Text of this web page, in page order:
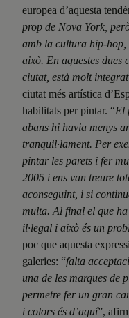
europea d’aquesta
prop de Nova York,
amb la cultura hip-hop,
això. En aquestes
ciutat, està molt integrat
ciutat més artística
habilitats per pintar. “El
abans hi havia menys
tranquil·lament. Per
pintar les parets i fer
2005 i ens van treure
aconseguint, i si
multa. Al final el que
il·legal i això és un
poc que aquesta
galeries: “falta
una de les marques de
permetre fer un gran
i colors és d’aquí”,